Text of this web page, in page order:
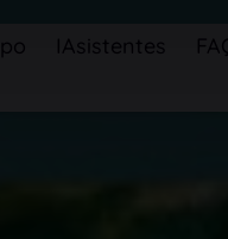
IAsistentes